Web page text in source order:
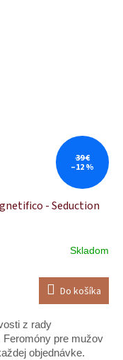
39 €
–12 %
- Seduction
Skladom
Do košíka
z rady
Feromóny pre mužov
objednávke.